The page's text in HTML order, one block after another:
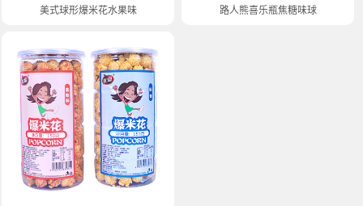
美式球形爆米花水果味焦糖味 路人熊喜乐瓶焦糖味球型爆米花